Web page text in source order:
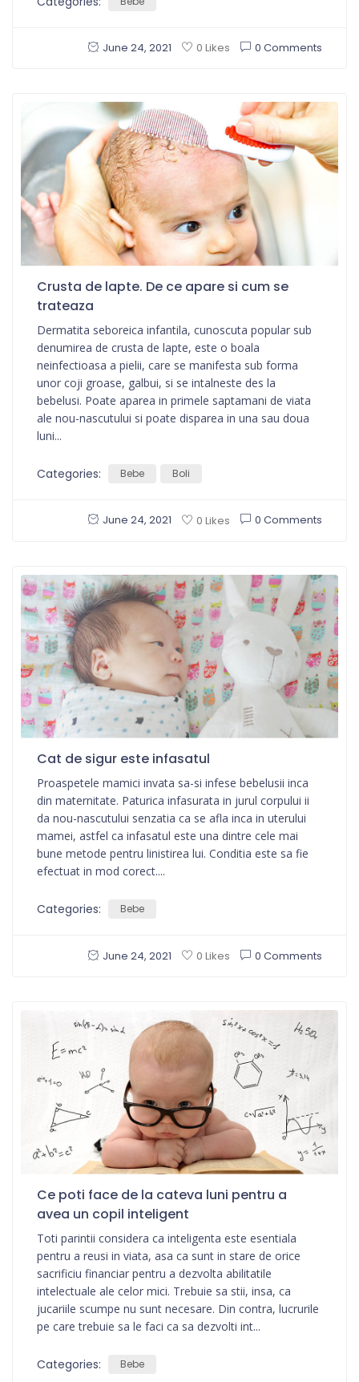
June 24, 2021 0 Likes 0 Comments
Crusta de lapte. De ce apare si cum se
trateaza
Dermatita seboreica infantila, cunoscuta popular sub
denumirea de crusta de lapte, este o boala
neinfectioasa a pielii, care se manifesta sub forma
unor coji groase, galbui, si se intalneste des la
bebelusi. Poate aparea in primele saptamani de viata
ale nou-nascutului si poate disparea in una sau doua
luni...
Categories: Bebe Boli
June 24, 2021 0 Likes 0 Comments
Cat de sigur este infasatul
Proaspetele mamici invata sa-si infese bebelusii inca
din maternitate. Paturica infasurata in jurul corpului ii
da nou-nascutului senzatia ca se afla inca in uterului
mamei, astfel ca infasatul este una dintre cele mai
bune metode pentru linistirea lui. Conditia este sa fie
efectuat in mod corect....
Categories: Bebe
June 24, 2021 0 Likes 0 Comments
Ce poti face de la cateva luni pentru a
avea un copil inteligent
Toti parintii considera ca inteligenta este esentiala
pentru a reusi in viata, asa ca sunt in stare de orice
sacrificiu financiar pentru a dezvolta abilitatile
intelectuale ale celor mici. Trebuie sa stii, insa, ca
jucariile scumpe nu sunt necesare. Din contra, lucrurile
pe care trebuie sa le faci ca sa dezvolti int...
Categories: Bebe